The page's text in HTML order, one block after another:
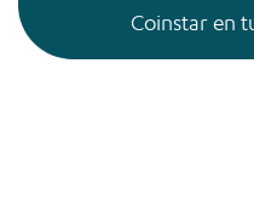
Coinstar en